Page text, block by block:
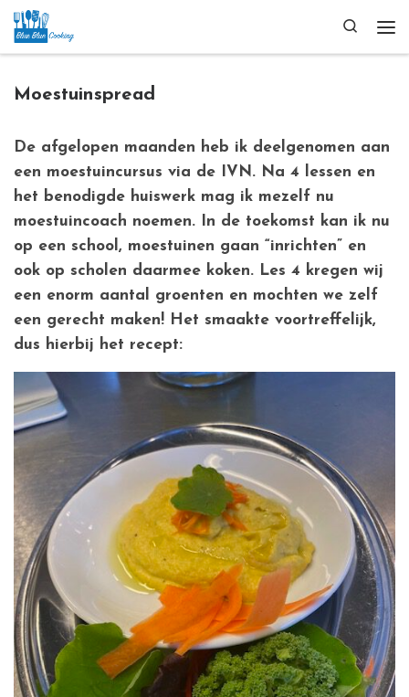
Ga naar inhoud
Search
Moestuinspread
De afgelopen maanden heb ik deelgenomen aan
een moestuincursus via de IVN. Na 4 lessen en
het benodigde huiswerk mag ik mezelf nu
moestuincoach noemen. In de toekomst kan ik nu
op een school, moestuinen gaan “inrichten” en
ook op scholen daarmee koken. Les 4 kregen wij
een enorm aantal groenten en mochten we zelf
een gerecht maken! Het smaakte voortreffelijk,
dus hierbij het recept: